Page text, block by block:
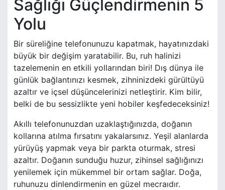
Sağlığı Güçlendirmenin 5
Yolu
Bir süreliğine telefonunuzu kapatmak, hayatınızdaki
büyük bir değişim yaratabilir. Bu, ruh halinizi
tazelemenin en etkili yollarından biri! Dış dünya ile
günlük bağlantınızı kesmek, zihninizdeki gürültüyü
azaltır ve içsel düşüncelerinizi netleştirir. Kim bilir,
belki de bu sessizlikte yeni hobiler keşfedeceksiniz!
Akıllı telefonunuzdan uzaklaştığınızda, doğanın
kollarına atılma fırsatını yakalarsınız. Yeşil alanlarda
yürüyüş yapmak veya bir parkta oturmak, stresi
azaltır. Doğanın sunduğu huzur, zihinsel sağlığınızı
yenilemek için mükemmel bir ortam sağlar. Doğa,
ruhunuzu dinlendirmenin en güzel mecraıdır.